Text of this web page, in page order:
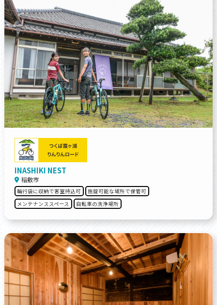
INASHIKI NEST
稲敷市
輪行袋に収納で客室持込可
施錠可能な場所で保管可
メンテナンススペース
自転車の洗浄場所